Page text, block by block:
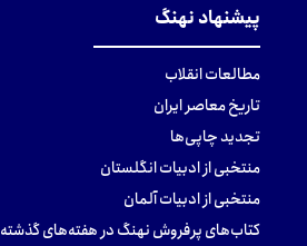
پیشنهاد نهنگ
مطالعات انقلاب
تاریخ معاصر ایران
تجدید چاپی‌ها
منتخبی از ادبیات انگلستان
منتخبی از ادبیات آلمان
کتاب‌های پرفروش نهنگ در هفته‌های گذشته